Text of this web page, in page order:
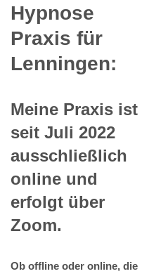
Hypnose
Praxis für
Lenningen:
Meine Praxis ist
seit Juli 2022
ausschließlich
online und
erfolgt über
Zoom.
Ob offline oder online, die